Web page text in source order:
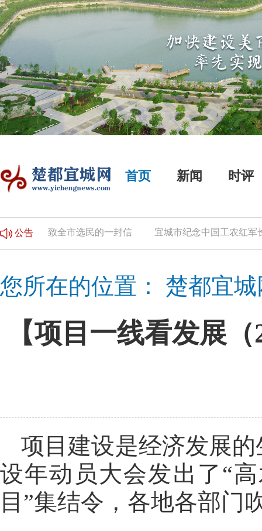
首页 新闻 时评
公告致全市选民的一封信 宜城市纪念中国工农红军长征
您所在的位置： 楚都宜城
【项目一线看发展
项目建设是经济发展
设年动员大会发出了“
目”集结令，各地各部门